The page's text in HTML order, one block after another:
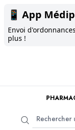
📱 App
Envoi
plus !